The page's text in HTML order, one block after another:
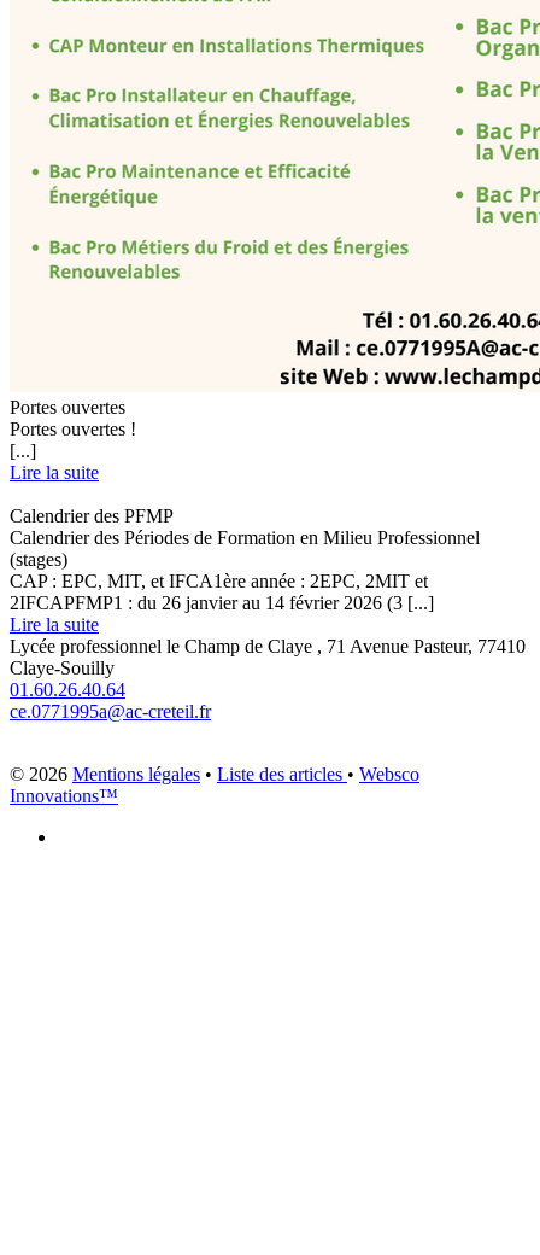
Portes ouvertes
Portes ouvertes !
[...]
Lire la suite
Calendrier des PFMP
Calendrier des Périodes de Formation en Milieu Professionnel
(stages)
CAP : EPC, MIT, et IFCA1ère année : 2EPC, 2MIT et
2IFCAPFMP1 : du 26 janvier au 14 février 2026 (3 [...]
Lire la suite
Lycée professionnel le Champ de Claye , 71 Avenue Pasteur, 77410
Claye-Souilly
01.60.26.40.64
ce.0771995a@ac-creteil.fr
© 2026 Mentions légales • Liste des articles • Websco
Innovations™